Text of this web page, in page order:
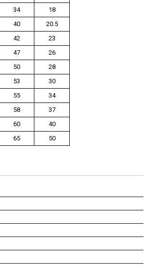
34
18
40
20.5
42
23
47
26
50
28
53
30
55
34
58
37
60
40
65 50